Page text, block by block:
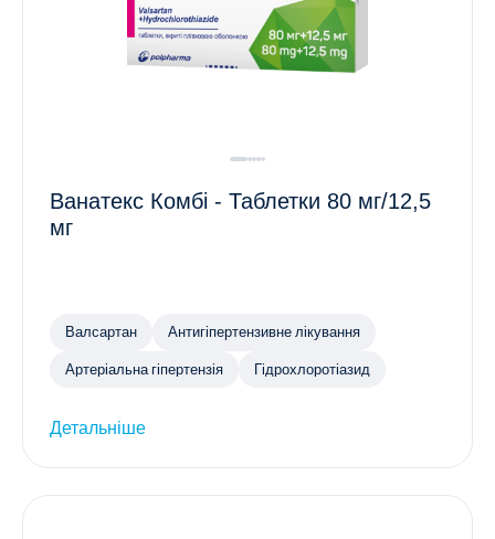
Ванатекс Комбі - Таблетки 80 мг/12,5
мг
Валсартан Антигіпертензивне лікування
Артеріальна гіпертензія Гідрохлоротіазид
Детальніше